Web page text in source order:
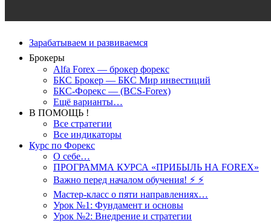
Зарабатываем и развиваемся
Брокеры
Alfa Forex — брокер форекс
БКС Брокер — БКС Мир инвестиций
БКС-Форекс — (BCS-Forex)
Ещё варианты…
В ПОМОЩЬ !
Все стратегии
Все индикаторы
Курс по Форекс
О себе…
ПРОГРАММА КУРСА «ПРИБЫЛЬ НА FOREX»
Важно перед началом обучения! ⚡ ⚡
Мастер-класс о пяти направлениях…
Урок №1: Фундамент и основы
Урок №2: Внедрение и стратегии